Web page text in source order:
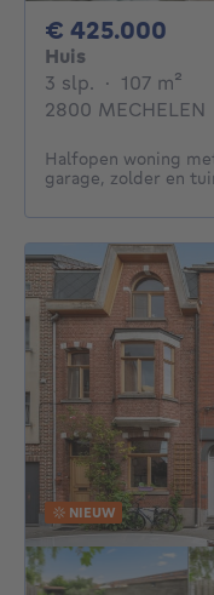
€ 425.000
Huis
3 slp. 3 slaapkamers
· 107 m²
2800 MECHELEN
Halfopen woning
garage, zolder en
NIEUW